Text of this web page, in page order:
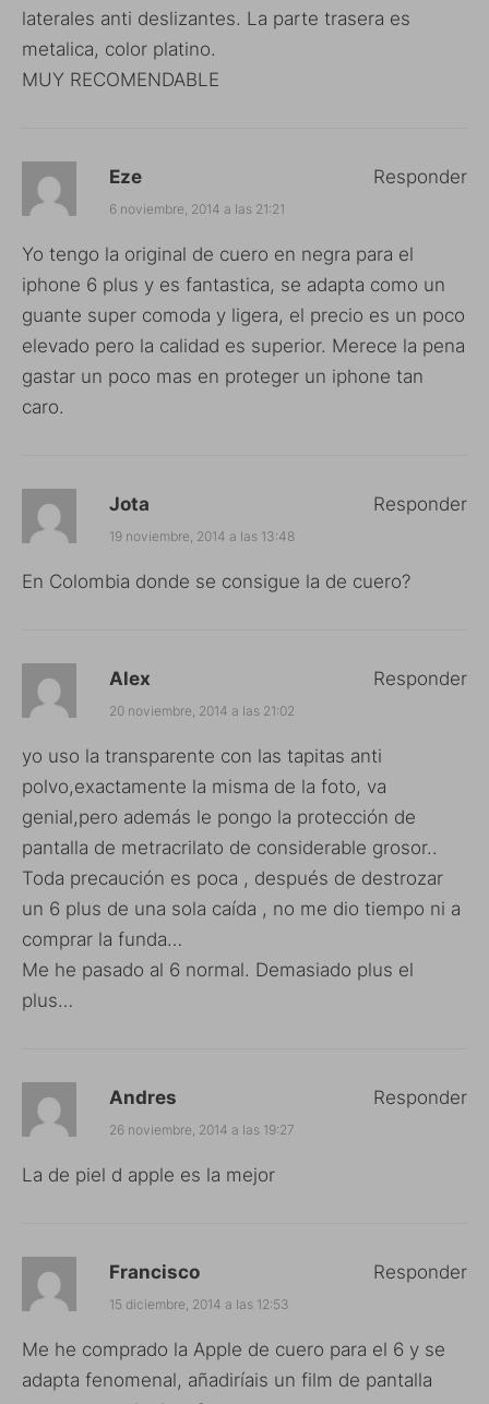
laterales anti deslizantes. La parte trasera es
metalica, color platino.
MUY RECOMENDABLE
Eze
6 noviembre, 2014 a las 21:21
Yo tengo la original de cuero en negra para el
iphone 6 plus y es fantastica, se adapta como un
guante super comoda y ligera, el precio es un poco
elevado pero la calidad es superior. Merece la pena
gastar un poco mas en proteger un iphone tan
caro.
Responder
Jota
19 noviembre, 2014 a las 13:48
En Colombia donde se consigue la de cuero?
Responder
Alex
20 noviembre, 2014 a las 21:02
yo uso la transparente con las tapitas anti
polvo,exactamente la misma de la foto, va
genial,pero además le pongo la protección de
pantalla de metracrilato de considerable grosor..
Toda precaución es poca , después de destrozar
un 6 plus de una sola caída , no me dio tiempo ni a
comprar la funda…
Me he pasado al 6 normal. Demasiado plus el
plus…
Responder
Andres
26 noviembre, 2014 a las 19:27
La de piel d apple es la mejor
Responder
Francisco
15 diciembre, 2014 a las 12:53
Me he comprado la Apple de cuero para el 6 y se
adapta fenomenal, añadiríais un film de pantalla
Responder